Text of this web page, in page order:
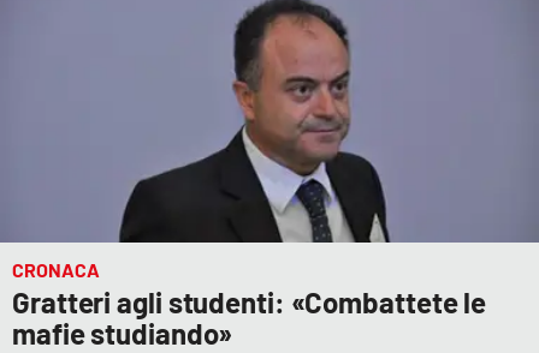
CRONACA
Gratteri agli studenti: «Combattete le
mafie studiando»